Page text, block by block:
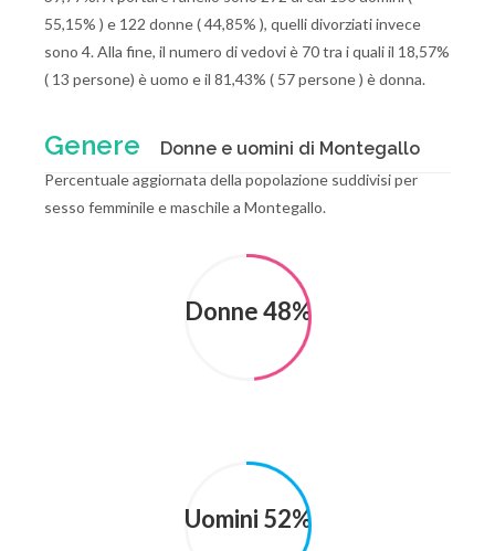
55,15% ) e 122 donne ( 44,85% ), quelli divorziati invece
sono 4. Alla fine, il numero di vedovi è 70 tra i quali il 18,57%
( 13 persone) è uomo e il 81,43% ( 57 persone ) è donna.
Genere Donne e uomini di Montegallo
Percentuale aggiornata della popolazione suddivisi per
sesso femminile e maschile a Montegallo.
Donne 48%
Uomini 52%